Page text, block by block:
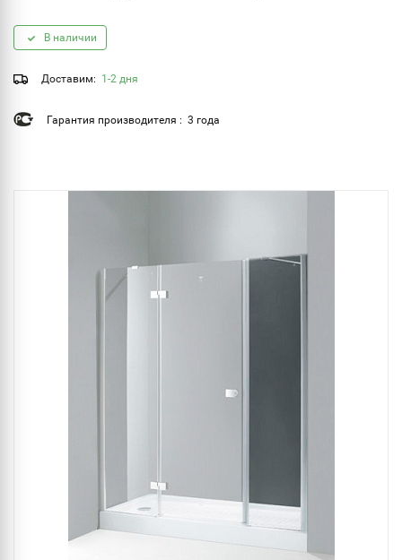
В наличии
Доставим: 1-2 дня
Гарантия производителя : 3 года